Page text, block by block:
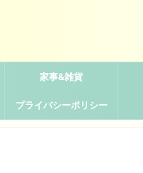
家事&雑貨
プライバシーポリシー